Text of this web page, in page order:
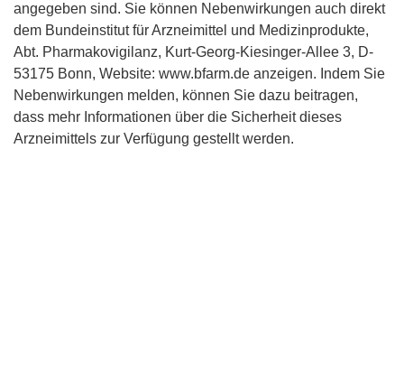
angegeben sind. Sie können Nebenwirkungen auch direkt
dem Bundeinstitut für Arzneimittel und Medizinprodukte,
Abt. Pharmakovigilanz, Kurt-Georg-Kiesinger-Allee 3, D-
53175 Bonn, Website: www.bfarm.de anzeigen. Indem Sie
Nebenwirkungen melden, können Sie dazu beitragen,
dass mehr Informationen über die Sicherheit dieses
Arzneimittels zur Verfügung gestellt werden.